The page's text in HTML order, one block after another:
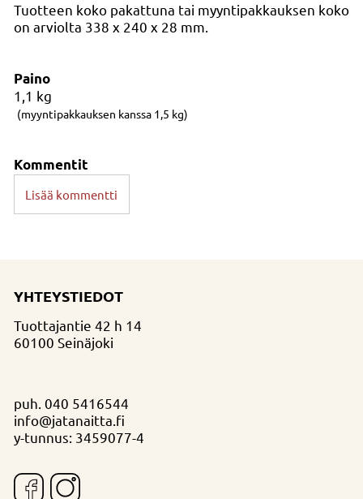
Tuotteen koko pakattuna tai myyntipakkauksen koko
on arviolta 338 x 240 x 28 mm.
Paino
1,1 kg
(myyntipakkauksen kanssa 1,5 kg)
Kommentit
Lisää kommentti
YHTEYSTIEDOT
Tuottajantie 42 h 14
60100 Seinäjoki
puh. 040 5416544
info@jatanaitta.fi
y-tunnus: 3459077-4